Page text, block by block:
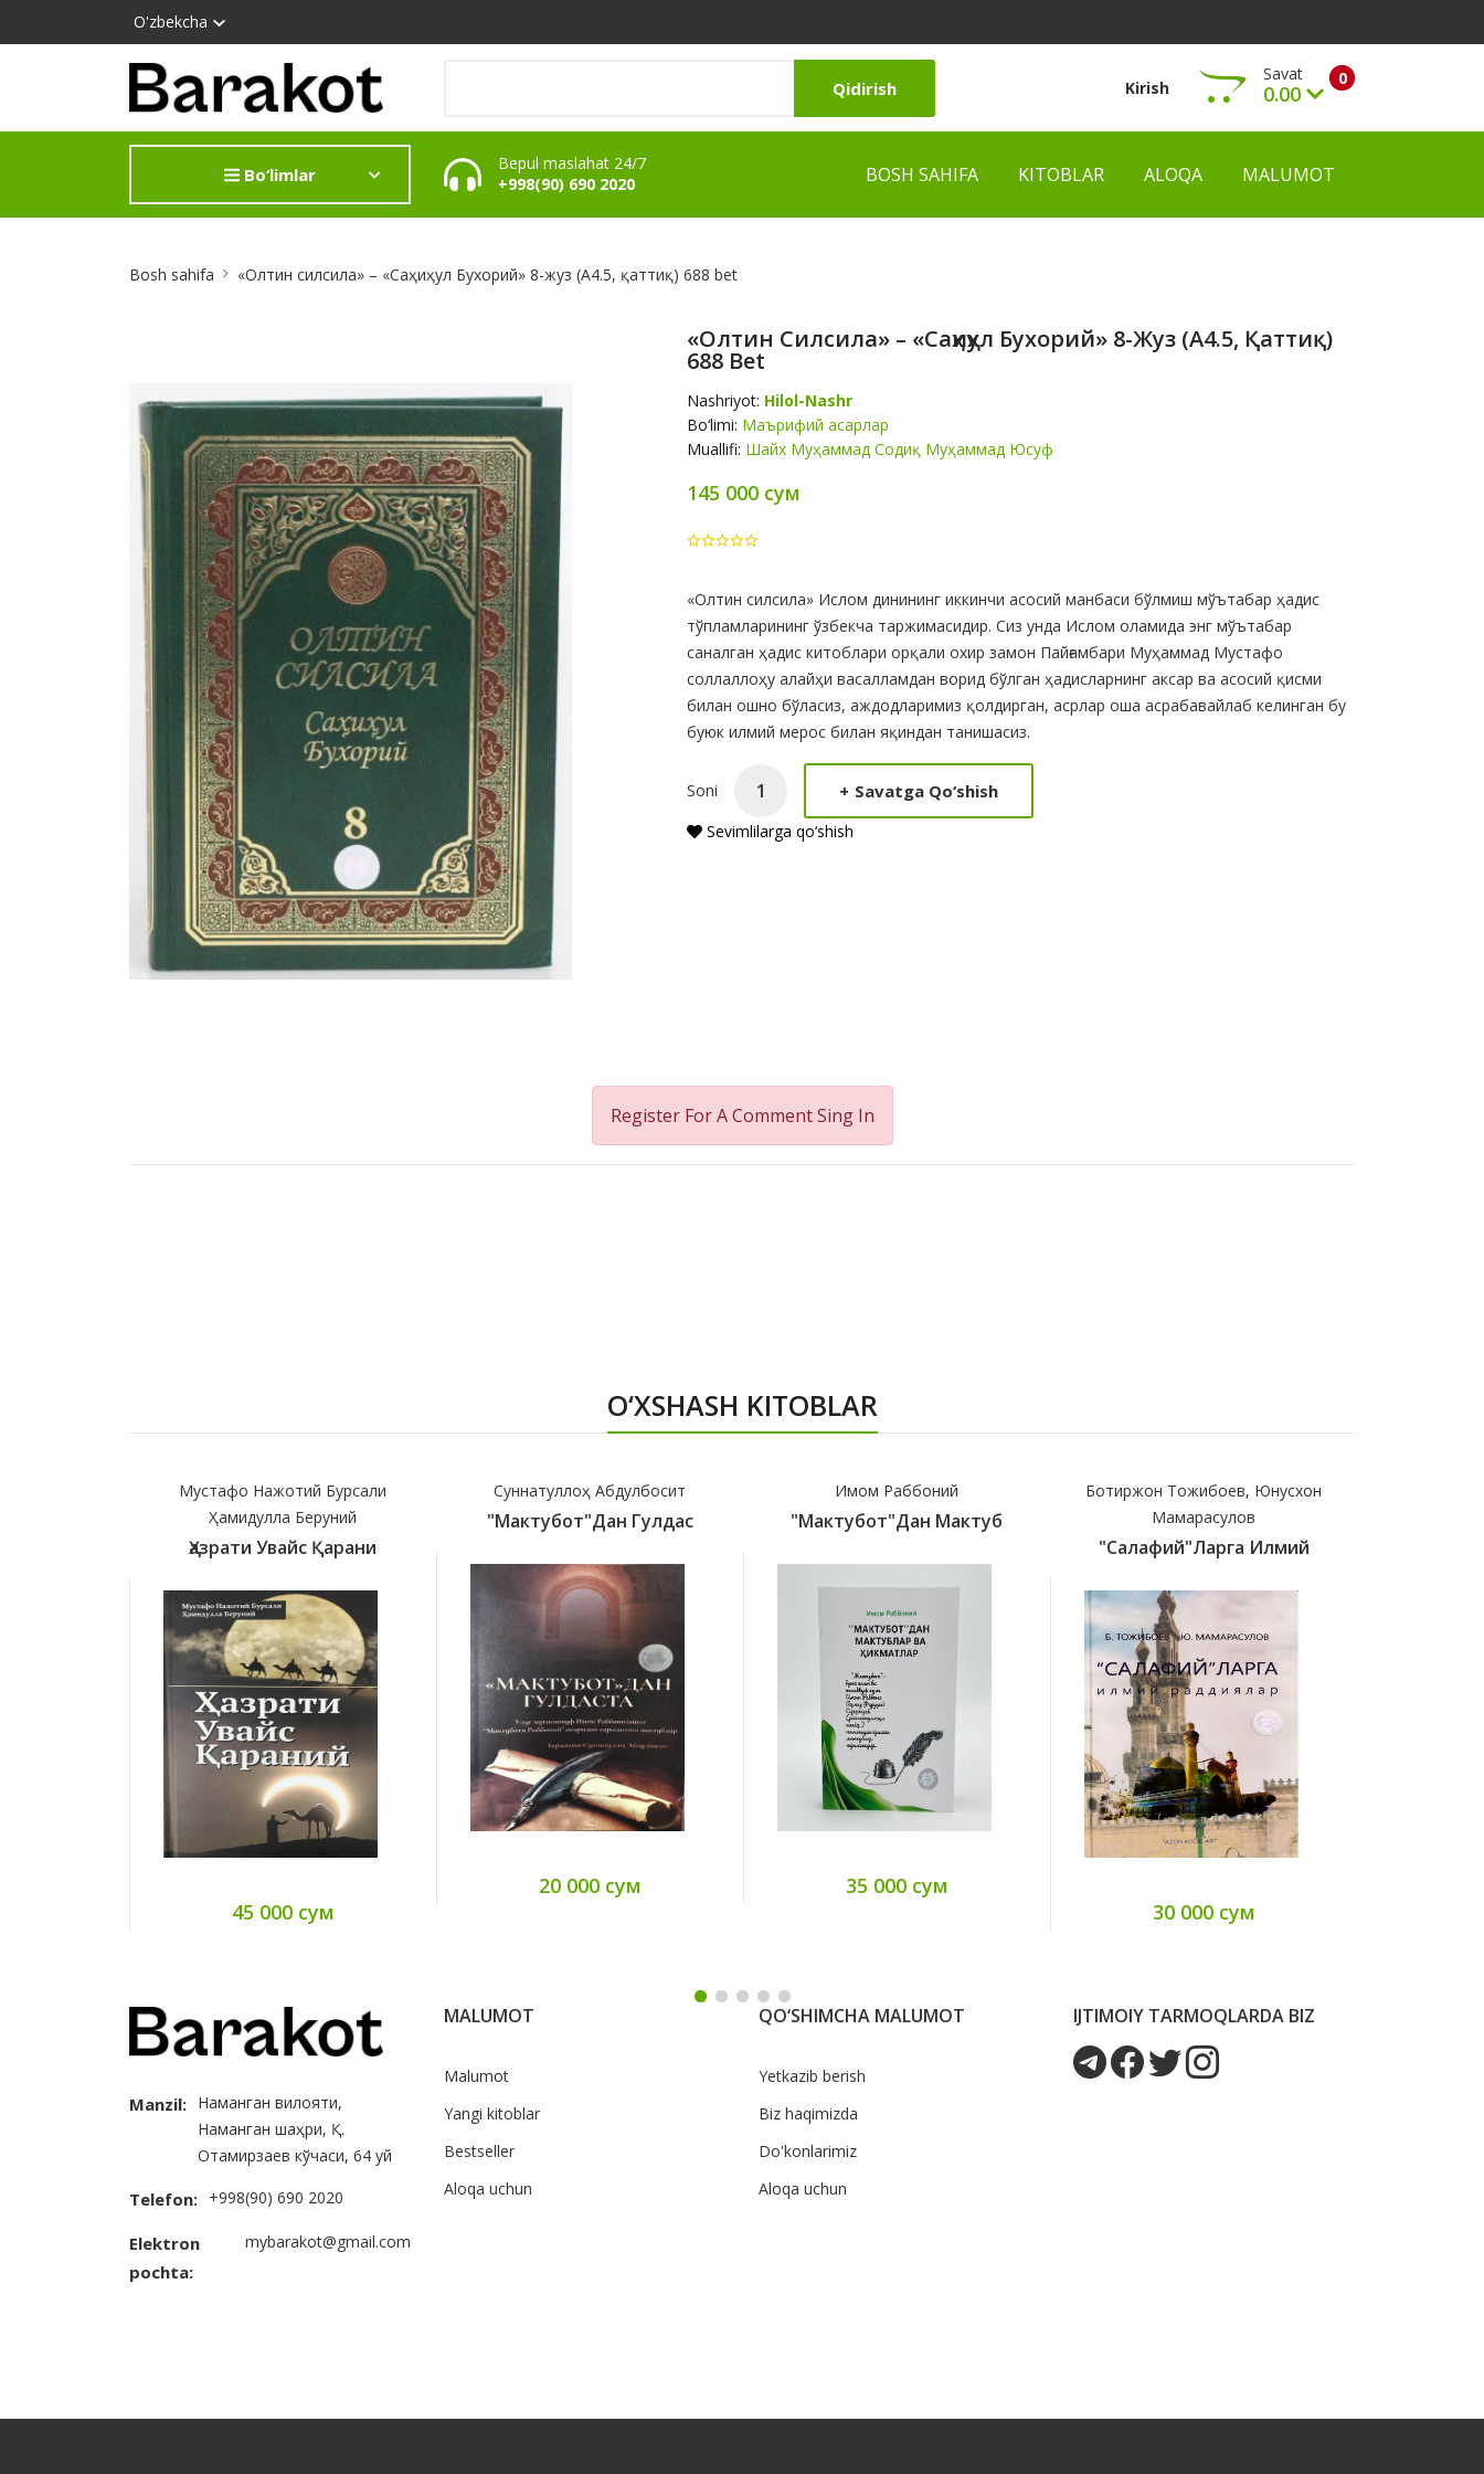
O'zbekcha
Qidirish Kirish 0
Savat
0.00
Ko‘rish
Bo‘limlar
Bepul maslahat 24/7
+998(90) 690 2020
BOSH SAHIFA KITOBLAR ALOQA MALUMOT
Bosh sahifa «Олтин силсила» – «Саҳиҳул Бухорий» 8-жуз (А4.5, қаттиқ) 688 bet
«Олтин Силсила» – «Саҳиҳул Бухорий» 8-Жуз (А4.5, Қаттиқ)
688 Bet
Nashriyot: Hilol-Nashr
Bo‘limi: Маърифий асарлар
Muallifi: Шайх Муҳаммад Содиқ Муҳаммад Юсуф
145 000 сум
Product
Summery
«Олтин силсила» Ислом динининг иккинчи асосий манбаси бўлмиш мўътабар ҳадис
тўпламларининг ўзбекча таржимасидир. Сиз унда Ислом оламида энг мўътабар
саналган ҳадис китоблари орқали охир замон Пайғамбари Муҳаммад Мустафо
соллаллоҳу алайҳи васалламдан ворид бўлган ҳадисларнинг аксар ва асосий қисми
билан ошно бўласиз, аждодларимиз қолдирган, асрлар оша асрабавайлаб келинган бу
буюк илмий мерос билан яқиндан танишасиз.
Soni + Savatga Qo‘shish
Sevimlilarga qo‘shish
Register For A CommentSing In
O‘XSHASH KITOBLAR
Мустафо Нажотий Бурсали
Ҳамидулла Беруний
Ҳазрати Увайс Қарани
45 000 сум
Суннатуллоҳ Абдулбосит
"Мактубот"дан Гулдас
20 000 сум
Имом Раббоний
"Мактубот"дан Мактуб
35 000 сум
Ботиржон Тожибоев, Юнусхон
Мамарасулов
"Салафий"ларга Илмий
30 000 сум
Manzil: Наманган вилояти,
Наманган шаҳри, Қ.
Отамирзаев кўчаси, 64 уй
Telefon: +998(90) 690 2020
Elektron
pochta:
mybarakot@gmail.com
MALUMOT
Malumot
Yangi kitoblar
Bestseller
Aloqa uchun
QO‘SHIMCHA MALUMOT
Yetkazib berish
Biz haqimizda
Do'konlarimiz
Aloqa uchun
IJTIMOIY TARMOQLARDA BIZ